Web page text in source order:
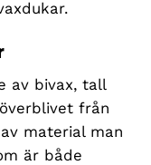
av bivax, tall
från
material man
är både